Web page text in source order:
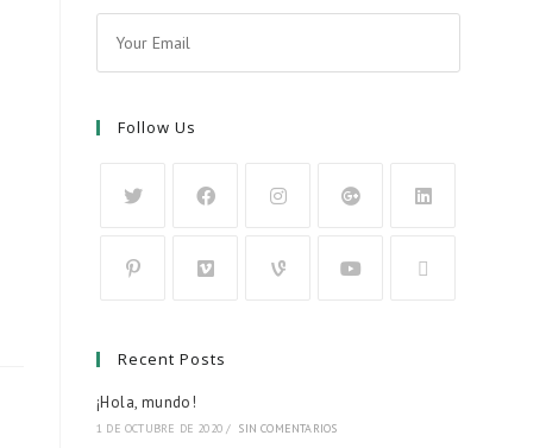
Follow Us
Recent Posts
¡Hola, mundo!
1 DE OCTUBRE DE 2020 / SIN COMENTARIOS